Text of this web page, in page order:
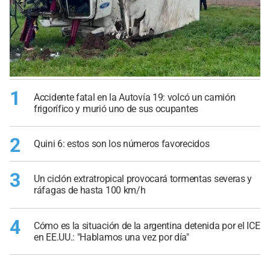
1
Accidente fatal en la Autovía 19: volcó un camión
frigorífico y murió uno de sus ocupantes
2 Quini 6: estos son los números favorecidos
3
Un ciclón extratropical provocará tormentas severas y
ráfagas de hasta 100 km/h
4
Cómo es la situación de la argentina detenida por el ICE
en EE.UU.: "Hablamos una vez por día"